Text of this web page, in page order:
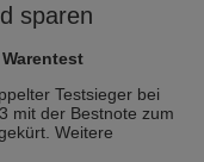
sparen
Testsieger bei
mit der Bestnote zum
Weitere